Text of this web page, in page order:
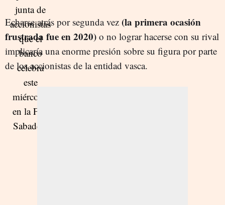
Echarse atrás por segunda vez (la primera ocasión
frustrada fue en 2020) o no lograr hacerse con su rival
implicaría una enorme presión sobre su figura por parte
de los accionistas de la entidad vasca.